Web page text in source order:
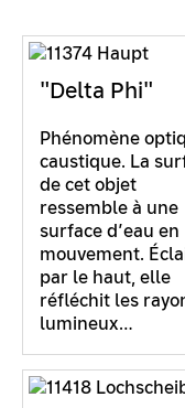
"Delta Phi"
Phénomène
caustique. La
de cet objet
ressemble à une
surface d’eau en
mouvement.
par le haut, elle
réfléchit les
lumineux…